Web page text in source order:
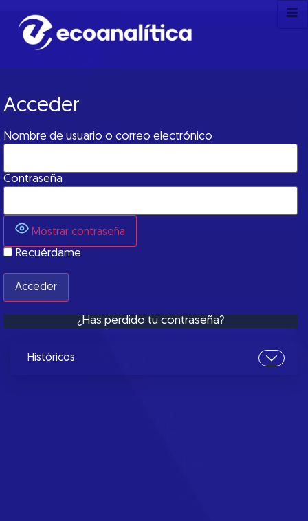
Acceder
Nombre de usuario o correo electrónico
Contraseña
Mostrar contraseña
Recuérdame
¿Has perdido tu contraseña?
Históricos